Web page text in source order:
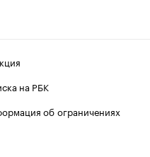
на РБК
об ограничениях